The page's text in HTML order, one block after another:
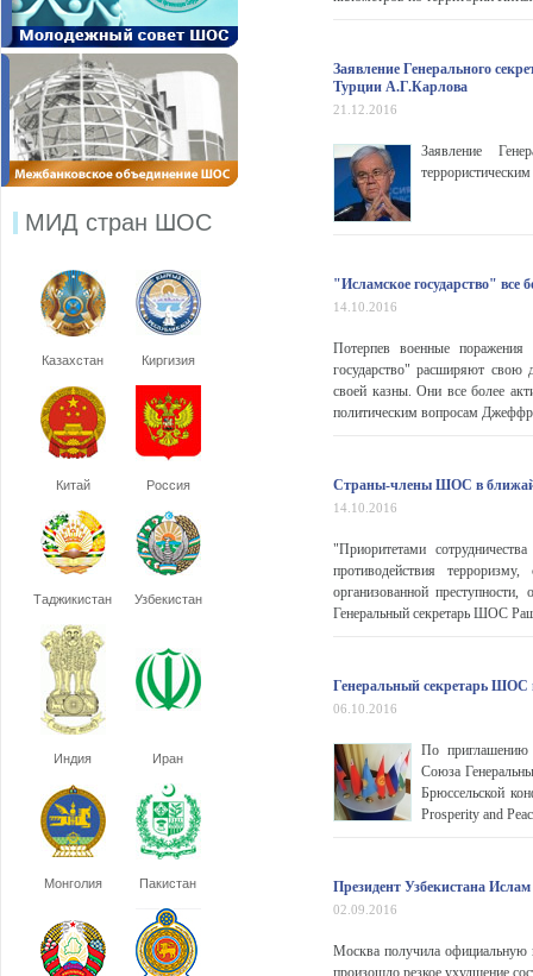
МИД стран ШОС
Казахстан Киргизия
Китай Россия
Таджикистан Узбекистан
Индия Иран
Монголия Пакистан
Заявление Генерального
Турции А.Г.Карлова
21.12.2016
Заявление
"Исламское государство" все
14.10.2016
Потерпев военные
государство" расширяют свою
своей казны. Они все более
политическим вопросам
Страны-члены ШОС в
14.10.2016
"Приоритетами
противодействия
организованной
Генеральный секретарь ШОС
Генеральный секретарь ШОС
06.10.2016
По приглашению
Союза
Брюссельской
Prosperity and
Президент Узбекистана
02.09.2016
Москва получила официальную
произошло резкое ухудшение